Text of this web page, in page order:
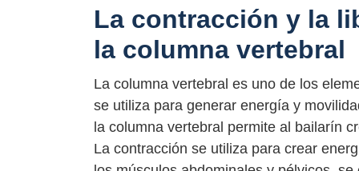
La contracción y la
la columna vertebral
La columna vertebral es uno de los
se utiliza para generar energía y
la columna vertebral permite al bailarín
La contracción se utiliza para crear